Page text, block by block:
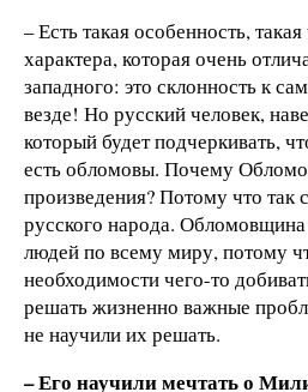
– Есть такая особенность,
характера, которая очень
западного: это склонность к
везде! Но русский человек,
который будет подчеркивать,
есть обломовы. Почему
произведения? Потому что так
русского народа.
людей по всему миру, потому
необходимости чего-то
решать жизненно важные
не научили их решать.
–Его научили мечтать о